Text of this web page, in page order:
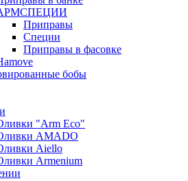
Приправы
Специи
Приправы в фасовке
бобы
"Arm Eco"
AMADO
Aiello
Armenium